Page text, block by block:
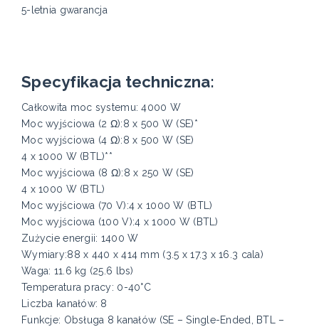
5-letnia gwarancja
Specyfikacja techniczna:
Całkowita moc systemu: 4000 W
Moc wyjściowa (2 Ω):8 x 500 W (SE)*
Moc wyjściowa (4 Ω):8 x 500 W (SE)
4 x 1000 W (BTL)**
Moc wyjściowa (8 Ω):8 x 250 W (SE)
4 x 1000 W (BTL)
Moc wyjściowa (70 V):4 x 1000 W (BTL)
Moc wyjściowa (100 V):4 x 1000 W (BTL)
Zużycie energii: 1400 W
Wymiary:88 x 440 x 414 mm (3.5 x 17.3 x 16.3 cala)
Waga: 11.6 kg (25.6 lbs)
Temperatura pracy: 0-40°C
Liczba kanałów: 8
Funkcje: Obsługa 8 kanałów (SE – Single-Ended, BTL –